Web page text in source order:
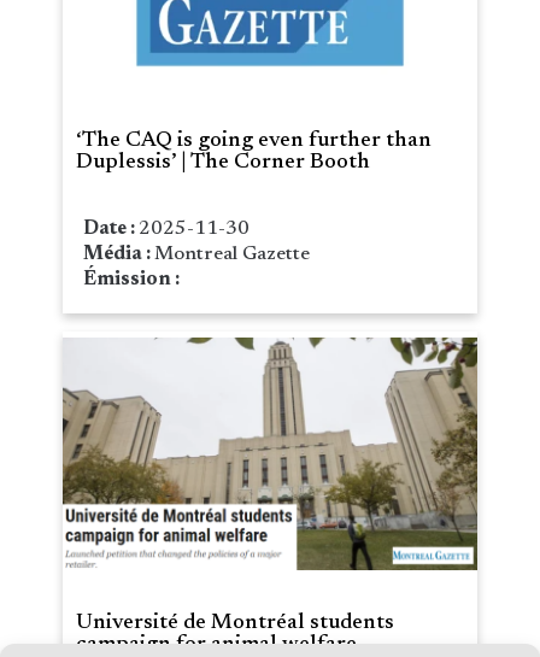
‘The CAQ is going even further than
Duplessis’ | The Corner Booth
Date : 2025-11-30
Média :Montreal Gazette
Émission :
Université de Montréal students
campaign for animal welfare